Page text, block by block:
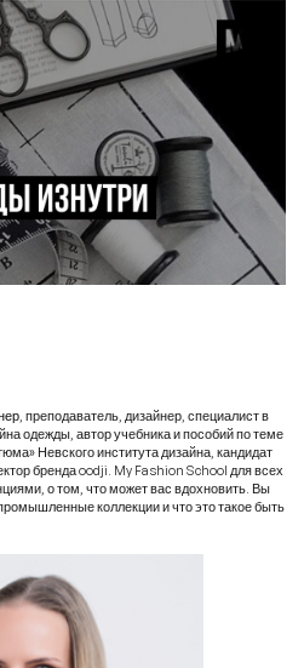
, преподаватель, дизайнер, специалист в
одежды, автор учебника и пособий по теме
Невского института дизайна, кандидат
бренда oodji. My Fashion School для всех
о том, что может вас вдохновить. Вы
коллекции и что это такое быть